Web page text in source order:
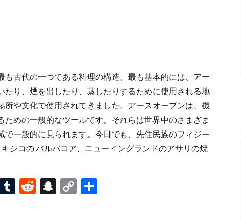
古代の一つである料理の構造。最も基本的には、アー
り、煙を出したり、蒸したりするために使用される地
や文化で使用されてきました。アースオーブンは、機
めの一般的なツールです。それらは世界中のさまざま
一般的に見られます。今日でも、先住民族のフィジー
シコの バルバコア、ニューイングランドのアサリの焼
T
R
S
C